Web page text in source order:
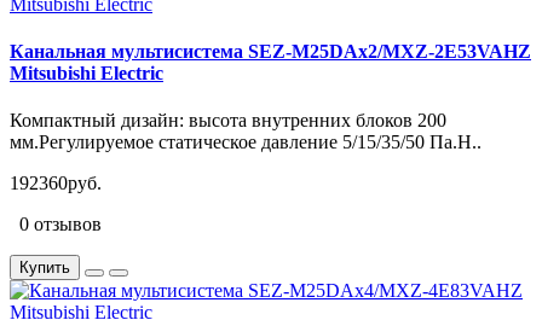
Канальная мультисистема SEZ-M25DAx2/MXZ-2E53VAHZ
Mitsubishi Electric
Компактный дизайн: высота внутренних блоков 200
мм.Регулируемое статическое давление 5/15/35/50 Па.Н..
192360руб.
0 отзывов
Купить